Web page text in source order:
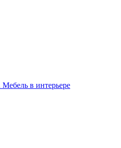
Мебель в интерьере